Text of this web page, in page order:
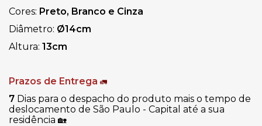
Cores: Preto, Branco e Cinza
Diâmetro: Ø14cm
Altura: 13cm
Prazos de Entrega 🚛
7 Dias para o despacho do produto mais o tempo de
deslocamento de São Paulo - Capital até a sua
residência 🏡